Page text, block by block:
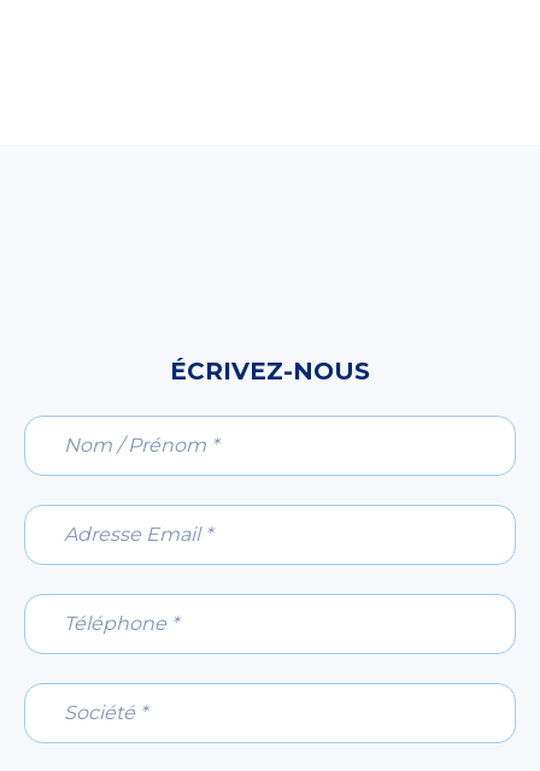
ÉCRIVEZ-NOUS
Nom / Prénom *
Adresse Email *
Téléphone *
Société *